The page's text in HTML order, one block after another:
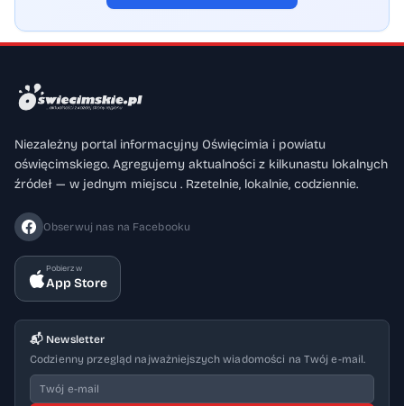
Niezależny portal informacyjny Oświęcimia i powiatu
oświęcimskiego. Agregujemy aktualności z kilkunastu lokalnych
źródeł — w jednym miejscu . Rzetelnie, lokalnie, codziennie.
Obserwuj nas na Facebooku
Pobierz w
App Store
📬 Newsletter
Codzienny przegląd najważniejszych wiadomości na Twój e-mail.